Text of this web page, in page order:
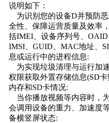
说明如下：
为识别您的设备D并预防
全性、保障运营质量及效率
括IMEI、设备序列号、OAID
IMSI、GUID、MAC地址、
息或运行中的进程信息:
为实现垃圾清理与运行加
权限获取外置存储信息(SD卡
内存和SD卡情况:
当你播放视频等内容时，
会调用设备的重力、加速度
备横竖屏状态: